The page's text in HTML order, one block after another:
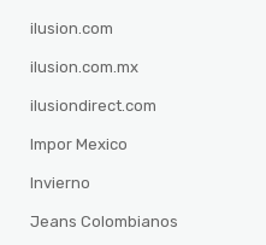
ilusion.com
ilusion.com.mx
ilusiondirect.com
Impor Mexico
Invierno
Jeans Colombianos